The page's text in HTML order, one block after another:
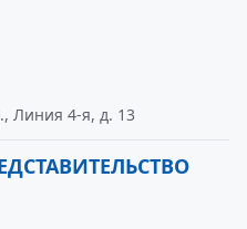
Линия 4-я, д. 13